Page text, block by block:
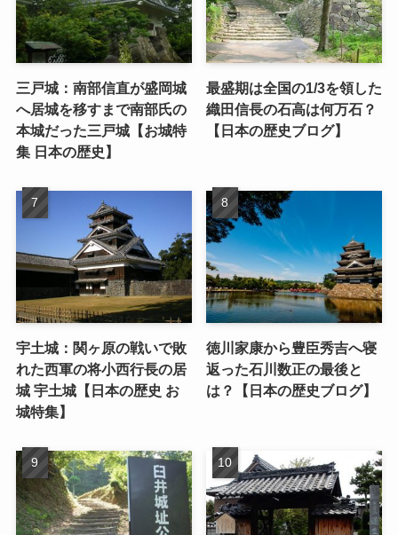
三戸城：南部信直が盛岡城
へ居城を移すまで南部氏の
本城だった三戸城【お城特
集 日本の歴史】
最盛期は全国の1/3を領した
織田信長の石高は何万石？
【日本の歴史ブログ】
宇土城：関ヶ原の戦いで敗
れた西軍の将小西行長の居
城 宇土城【日本の歴史 お
城特集】
徳川家康から豊臣秀吉へ寝
返った石川数正の最後と
は？【日本の歴史ブログ】